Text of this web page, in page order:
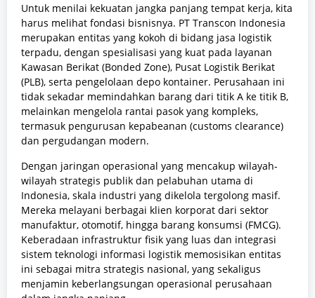
Untuk menilai kekuatan jangka panjang tempat kerja, kita
harus melihat fondasi bisnisnya. PT Transcon Indonesia
merupakan entitas yang kokoh di bidang jasa logistik
terpadu, dengan spesialisasi yang kuat pada layanan
Kawasan Berikat (Bonded Zone), Pusat Logistik Berikat
(PLB), serta pengelolaan depo kontainer. Perusahaan ini
tidak sekadar memindahkan barang dari titik A ke titik B,
melainkan mengelola rantai pasok yang kompleks,
termasuk pengurusan kepabeanan (customs clearance)
dan pergudangan modern.
Dengan jaringan operasional yang mencakup wilayah-
wilayah strategis publik dan pelabuhan utama di
Indonesia, skala industri yang dikelola tergolong masif.
Mereka melayani berbagai klien korporat dari sektor
manufaktur, otomotif, hingga barang konsumsi (FMCG).
Keberadaan infrastruktur fisik yang luas dan integrasi
sistem teknologi informasi logistik memosisikan entitas
ini sebagai mitra strategis nasional, yang sekaligus
menjamin keberlangsungan operasional perusahaan